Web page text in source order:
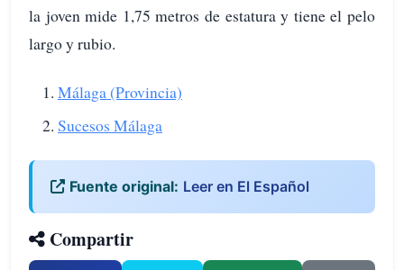
la joven mide 1,75 metros de estatura y tiene el pelo
largo y rubio.
Málaga (Provincia)
Sucesos Málaga
Fuente original: Leer en El Español
Compartir